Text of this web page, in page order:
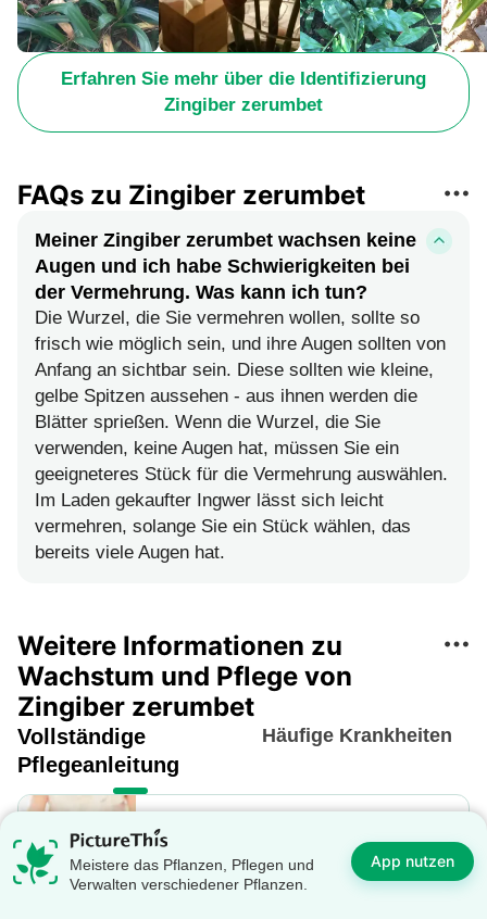
Erfahren Sie mehr über die Identifizierung
Zingiber zerumbet
FAQs zu Zingiber zerumbet
Meiner Zingiber zerumbet wachsen keine
Augen und ich habe Schwierigkeiten bei
der Vermehrung. Was kann ich tun?
Die Wurzel, die Sie vermehren wollen, sollte so
frisch wie möglich sein, und ihre Augen sollten von
Anfang an sichtbar sein. Diese sollten wie kleine,
gelbe Spitzen aussehen - aus ihnen werden die
Blätter sprießen. Wenn die Wurzel, die Sie
verwenden, keine Augen hat, müssen Sie ein
geeigneteres Stück für die Vermehrung auswählen.
Im Laden gekaufter Ingwer lässt sich leicht
vermehren, solange Sie ein Stück wählen, das
bereits viele Augen hat.
Weitere Informationen zu
Wachstum und Pflege von
Zingiber zerumbet
Vollständige
Pflegeanleitung
Häufige Krankheiten
Zingiber zerumbet
Die optimale Zeit für das Umpflanzen
von Zingiber zerumbet ist während der
Meistere das Pflanzen, Pflegen und
Verwalten verschiedener Pflanzen.
App nutzen